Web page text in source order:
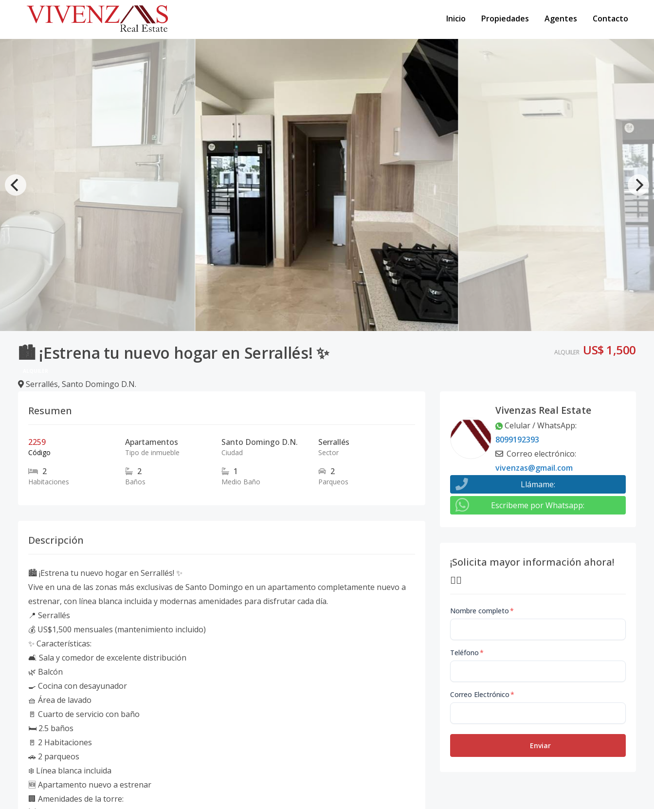
Inicio Propiedades Agentes Contacto
🏙️ ¡Estrena tu nuevo hogar en Serrallés! ✨
Serrallés, Santo Domingo D.N.
ALQUILER US$ 1,500
Resumen
2259
Código
Apartamentos
Tipo de inmueble
Santo Domingo D.N.
Ciudad
Serrallés
Sector
2
Habitaciones
2
Baños
1
Medio Baño
2
Parqueos
Descripción
🏙️ ¡Estrena tu nuevo hogar en Serrallés! ✨
Vive en una de las zonas más exclusivas de Santo Domingo en un apartamento completamente nuevo a
estrenar, con línea blanca incluida y modernas amenidades para disfrutar cada día.
📍 Serrallés
💰 US$1,500 mensuales (mantenimiento incluido)
✨ Características:
🛋️ Sala y comedor de excelente distribución
🌿 Balcón
🍳 Cocina con desayunador
🧺 Área de lavado
🚪 Cuarto de servicio con baño
🛏️ 2.5 baños
🚪 2 Habitaciones
🚗 2 parqueos
❄️ Línea blanca incluida
🆕 Apartamento nuevo a estrenar
🏢 Amenidades de la torre:
Vivenzas Real Estate
Celular / WhatsApp:
8099192393
Correo electrónico:
vivenzas@gmail.com
Llámame:
Escribeme por Whatsapp:
¡Solicita mayor información ahora!
👇🏽
Nombre completo*
Teléfono*
Correo Electrónico*
Enviar